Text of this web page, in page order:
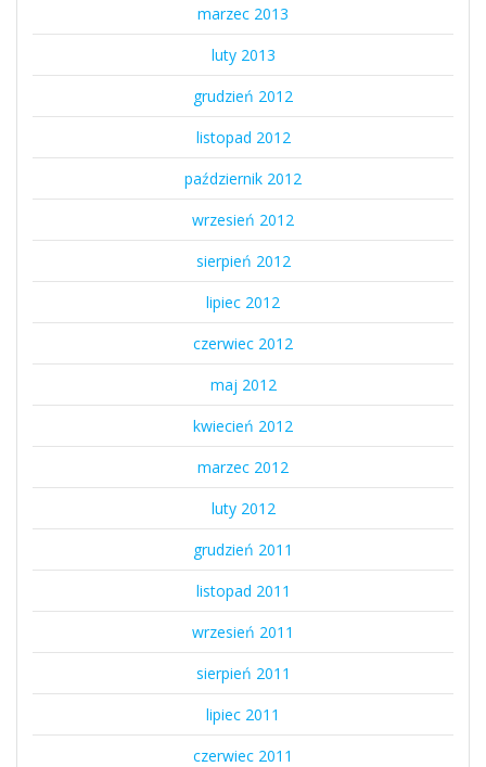
marzec 2013
luty 2013
grudzień 2012
listopad 2012
październik 2012
wrzesień 2012
sierpień 2012
lipiec 2012
czerwiec 2012
maj 2012
kwiecień 2012
marzec 2012
luty 2012
grudzień 2011
listopad 2011
wrzesień 2011
sierpień 2011
lipiec 2011
czerwiec 2011